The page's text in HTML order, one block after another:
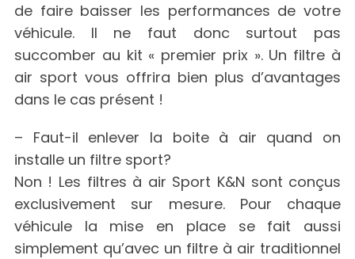
de faire baisser les performances de votre
véhicule. Il ne faut donc surtout pas
succomber au kit « premier prix ». Un filtre à
air sport vous offrira bien plus d’avantages
dans le cas présent !
– Faut-il enlever la boite à air quand on
installe un filtre sport?
Non ! Les filtres à air Sport K&N sont conçus
exclusivement sur mesure. Pour chaque
véhicule la mise en place se fait aussi
simplement qu’avec un filtre à air traditionnel